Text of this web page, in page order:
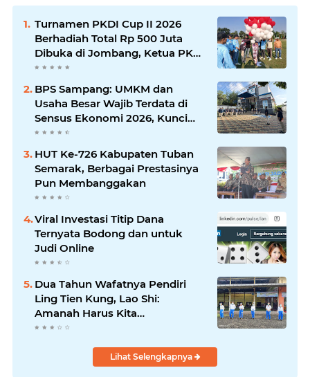
Turnamen PKDI Cup II 2026
Berhadiah Total Rp 500 Juta
Dibuka di Jombang, Ketua PKDI
Jatim Syaifullah Mahdi: Ajang
Komunikasi Antar-Kades untuk
Memajukan Desa
BPS Sampang: UMKM dan
Usaha Besar Wajib Terdata di
Sensus Ekonomi 2026, Kunci
Kebijakan Tepat Sasaran
HUT Ke-726 Kabupaten Tuban
Semarak, Berbagai Prestasinya
Pun Membanggakan
Viral Investasi Titip Dana
Ternyata Bodong dan untuk
Judi Online
Dua Tahun Wafatnya Pendiri
Ling Tien Kung, Lao Shi:
Amanah Harus Kita
Laksanakan!
Lihat Selengkapnya